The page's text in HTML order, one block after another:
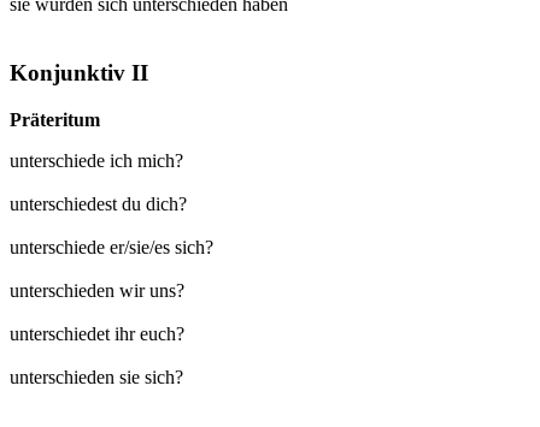
sie würden sich unterschieden haben
Konjunktiv II
Präteritum
unterschiede ich mich?
unterschiedest du dich?
unterschiede er/sie/es sich?
unterschieden wir uns?
unterschiedet ihr euch?
unterschieden sie sich?